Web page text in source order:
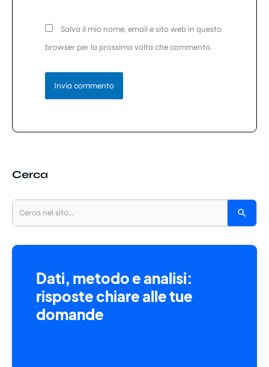
Salva il mio nome, email e sito web in questo
browser per la prossima volta che commento.
Cerca
Dati, metodo e analisi:
risposte chiare alle tue
domande